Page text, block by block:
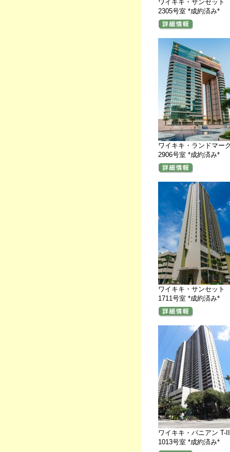
ワイキキ・サンセット
2305号室 *成約済み*
ワイキキ・ランドマー
2906号室 *成約済み*
ワイキキ・サンセット
1711号室 *成約済み*
ワイキキ・バニアン T-II
1013号室 *成約済み*